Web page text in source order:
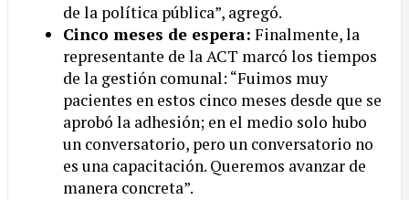
de la política pública”, agregó.
Cinco meses de espera: Finalmente, la
representante de la ACT marcó los tiempos
de la gestión comunal: “Fuimos muy
pacientes en estos cinco meses desde que se
aprobó la adhesión; en el medio solo hubo
un conversatorio, pero un conversatorio no
es una capacitación. Queremos avanzar de
manera concreta”.